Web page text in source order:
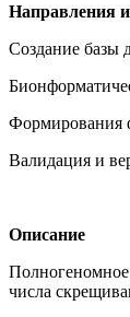
Направления
Создание базы
Формирования
Валидация и
Описание
Полногеномное
числа